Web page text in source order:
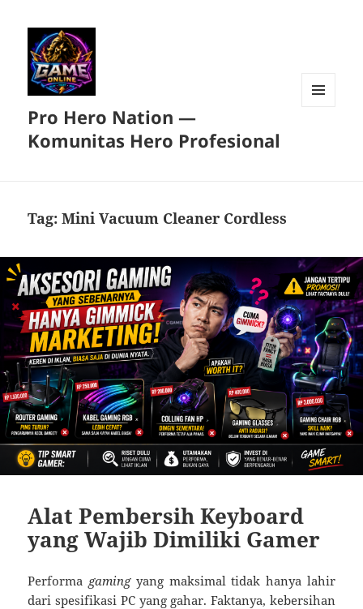
Pro Hero Nation —
Komunitas Hero Profesional
Tag:Mini Vacuum Cleaner Cordless
Alat Pembersih Keyboard
yang Wajib Dimiliki Gamer
Performa gamingyang maksimal tidak hanya lahir
dari spesifikasi PC yang gahar. Faktanya, kebersihan